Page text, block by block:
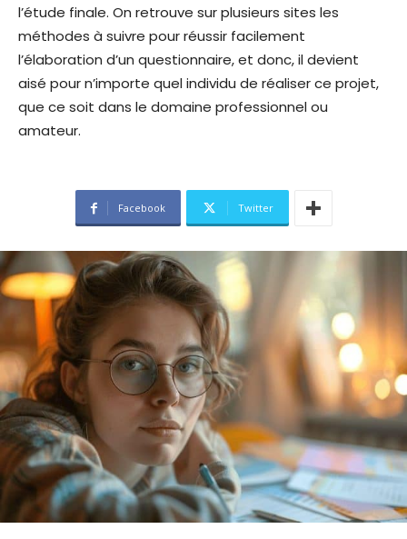
l’étude finale. On retrouve sur plusieurs sites les
méthodes à suivre pour réussir facilement
l’élaboration d’un questionnaire, et donc, il devient
aisé pour n’importe quel individu de réaliser ce projet,
que ce soit dans le domaine professionnel ou
amateur.
Facebook Twitter